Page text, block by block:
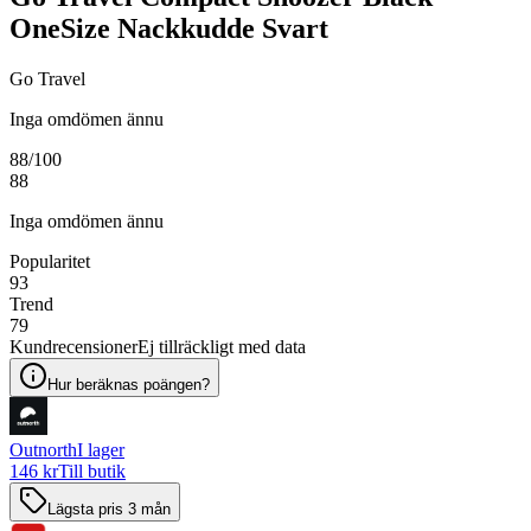
OneSize Nackkudde Svart
Go Travel
Inga omdömen ännu
88/100
88
Inga omdömen ännu
Popularitet
93
Trend
79
KundrecensionerEj tillräckligt med data
Hur beräknas poängen?
OutnorthI lager
146 krTill butik
Lägsta pris 3 mån